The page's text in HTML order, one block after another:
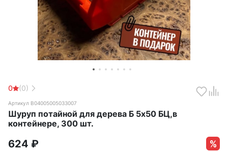
0 (0)
Артикул B04005005033007
Шуруп потайной для дерева Б 5х50 БЦ,в
контейнере, 300 шт.
624 ₽